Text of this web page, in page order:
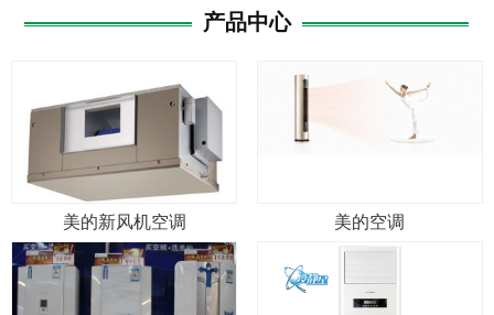
产品中心
美的新风机空调 美的空调